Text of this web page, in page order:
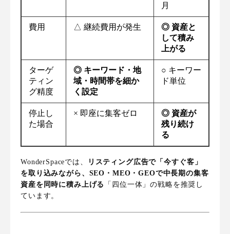
月
費用 △ 継続費用が発生
◎ 資産と
して積み
上がる
ターゲ
ティン
グ精度
◎ キーワード・地
域・時間帯を細か
く設定
○ キーワー
ド単位
停止し
た場合
× 即座に集客ゼロ
◎ 資産が
残り続け
る
WonderSpaceでは、
リスティング広告で「今すぐ客」
を取り込みながら、SEO・MEO・GEOで中長期の集客
資産を同時に積み上げる
「四位一体」の戦略を推奨し
ています。